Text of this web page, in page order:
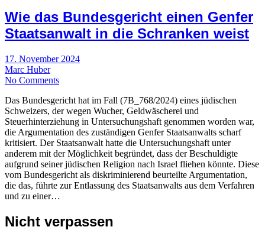
Wie das Bundesgericht einen Genfer
Staatsanwalt in die Schranken weist
17. November 2024
Marc Huber
No Comments
Das Bundesgericht hat im Fall (7B_768/2024) eines jüdischen
Schweizers, der wegen Wucher, Geldwäscherei und
Steuerhinterziehung in Untersuchungshaft genommen worden war,
die Argumentation des zuständigen Genfer Staatsanwalts scharf
kritisiert. Der Staatsanwalt hatte die Untersuchungshaft unter
anderem mit der Möglichkeit begründet, dass der Beschuldigte
aufgrund seiner jüdischen Religion nach Israel fliehen könnte. Diese
vom Bundesgericht als diskriminierend beurteilte Argumentation,
die das, führte zur Entlassung des Staatsanwalts aus dem Verfahren
und zu einer…
Nicht verpassen